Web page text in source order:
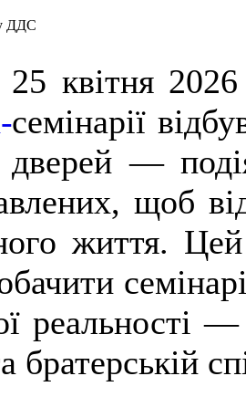
ДДС
25 квітня
семінарії
дверей —
щоб
життя.
реальності
братерській